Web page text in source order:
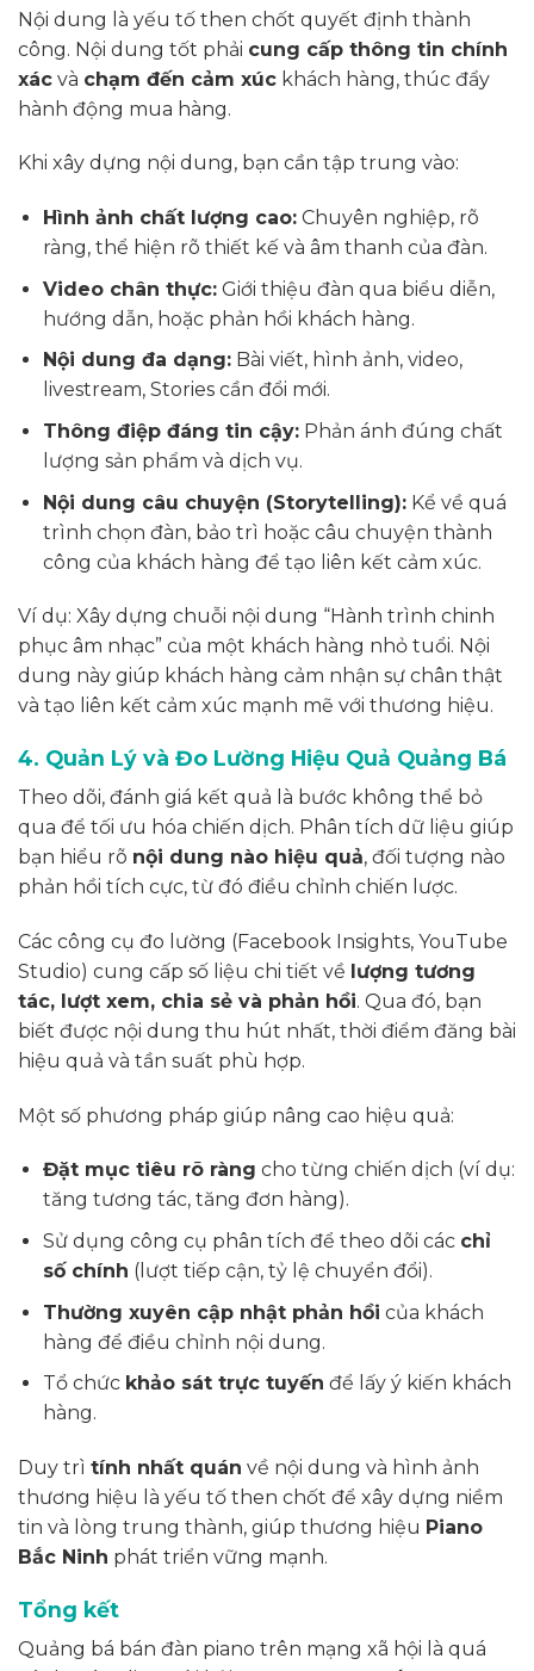
Nội dung là yếu tố then chốt quyết định thành
công. Nội dung tốt phải cung cấp thông tin chính
xác và chạm đến cảm xúc khách hàng, thúc đẩy
hành động mua hàng.
Khi xây dựng nội dung, bạn cần tập trung vào:
Hình ảnh chất lượng cao:Chuyên nghiệp, rõ
ràng, thể hiện rõ thiết kế và âm thanh của đàn.
Video chân thực:Giới thiệu đàn qua biểu diễn,
hướng dẫn, hoặc phản hồi khách hàng.
Nội dung đa dạng:Bài viết, hình ảnh, video,
livestream, Stories cần đổi mới.
Thông điệp đáng tin cậy:Phản ánh đúng chất
lượng sản phẩm và dịch vụ.
Nội dung câu chuyện (Storytelling):Kể về quá
trình chọn đàn, bảo trì hoặc câu chuyện thành
công của khách hàng để tạo liên kết cảm xúc.
Ví dụ: Xây dựng chuỗi nội dung “Hành trình chinh
phục âm nhạc” của một khách hàng nhỏ tuổi. Nội
dung này giúp khách hàng cảm nhận sự chân thật
và tạo liên kết cảm xúc mạnh mẽ với thương hiệu.
4. Quản Lý và Đo Lường Hiệu Quả Quảng Bá
Theo dõi, đánh giá kết quả là bước không thể bỏ
qua để tối ưu hóa chiến dịch. Phân tích dữ liệu giúp
bạn hiểu rõ nội dung nào hiệu quả, đối tượng nào
phản hồi tích cực, từ đó điều chỉnh chiến lược.
Các công cụ đo lường (Facebook Insights, YouTube
Studio) cung cấp số liệu chi tiết về lượng tương
tác, lượt xem, chia sẻ và phản hồi. Qua đó, bạn
biết được nội dung thu hút nhất, thời điểm đăng bài
hiệu quả và tần suất phù hợp.
Một số phương pháp giúp nâng cao hiệu quả:
Đặt mục tiêu rõ ràng cho từng chiến dịch (ví dụ:
tăng tương tác, tăng đơn hàng).
Sử dụng công cụ phân tích để theo dõi các chỉ
số chính (lượt tiếp cận, tỷ lệ chuyển đổi).
Thường xuyên cập nhật phản hồi của khách
hàng để điều chỉnh nội dung.
Tổ chức khảo sát trực tuyến để lấy ý kiến khách
hàng.
Duy trì tính nhất quán về nội dung và hình ảnh
thương hiệu là yếu tố then chốt để xây dựng niềm
tin và lòng trung thành, giúp thương hiệu Piano
Bắc Ninh phát triển vững mạnh.
Tổng kết
Quảng bá bán đàn piano trên mạng xã hội là quá